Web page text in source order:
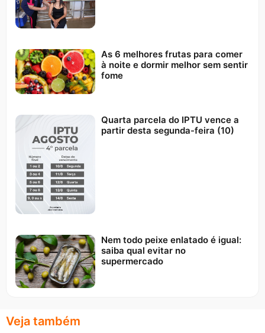
As 6 melhores frutas para comer
à noite e dormir melhor sem sentir
fome
Quarta parcela do IPTU vence a
partir desta segunda-feira (10)
Nem todo peixe enlatado é igual:
saiba qual evitar no
supermercado
Veja também